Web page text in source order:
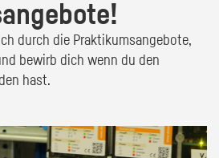
durch die Praktikumsangebote,
bewirb dich wenn du den
hast.